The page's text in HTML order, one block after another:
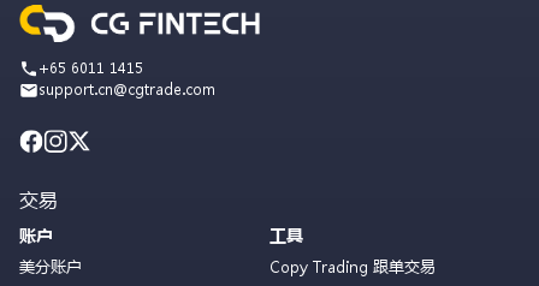
+65 6011 1415
support.cn@cgtrade.com
交易
账户
美分账户
工具
Copy Trading 跟单交易